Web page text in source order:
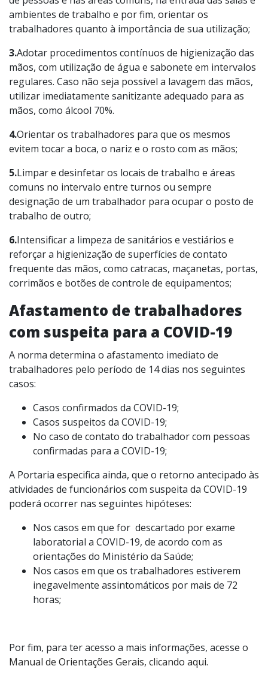
ambientes de trabalho e por fim, orientar os
trabalhadores quanto à importância de sua utilização;
3.Adotar procedimentos contínuos de higienização das
mãos, com utilização de água e sabonete em intervalos
regulares. Caso não seja possível a lavagem das mãos,
utilizar imediatamente sanitizante adequado para as
mãos, como álcool 70%.
4.Orientar os trabalhadores para que os mesmos
evitem tocar a boca, o nariz e o rosto com as mãos;
5.Limpar e desinfetar os locais de trabalho e áreas
comuns no intervalo entre turnos ou sempre
designação de um trabalhador para ocupar o posto de
trabalho de outro;
6.Intensificar a limpeza de sanitários e vestiários e
reforçar a higienização de superfícies de contato
frequente das mãos, como catracas, maçanetas, portas,
corrimãos e botões de controle de equipamentos;
Afastamento de trabalhadores
com suspeita para a COVID-19
A norma determina o afastamento imediato de
trabalhadores pelo período de 14 dias nos seguintes
casos:
Casos confirmados da COVID-19;
Casos suspeitos da COVID-19;
No caso de contato do trabalhador com pessoas
confirmadas para a COVID-19;
A Portaria especifica ainda, que o retorno antecipado às
atividades de funcionários com suspeita da COVID-19
poderá ocorrer nas seguintes hipóteses:
Nos casos em que for descartado por exame
laboratorial a COVID-19, de acordo com as
orientações do Ministério da Saúde;
Nos casos em que os trabalhadores estiverem
inegavelmente assintomáticos por mais de 72
horas;
Por fim, para ter acesso a mais informações, acesse o
Manual de Orientações Gerais, clicando aqui.